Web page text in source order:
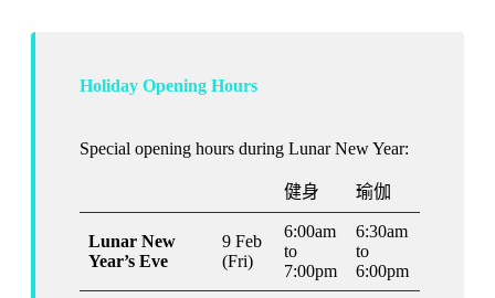
Holiday Opening Hours
Special opening hours during Lunar New Year:
健身 瑜伽
Lunar New
Year’s Eve
9 Feb
(Fri)
6:00am
to
7:00pm
6:30am
to
6:00pm